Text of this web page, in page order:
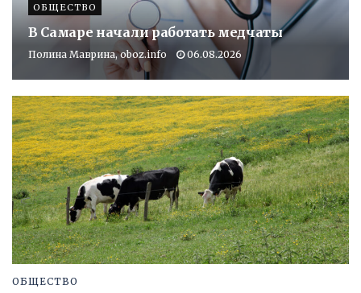
ОБЩЕСТВО
В Самаре начали работать медчаты
Полина Маврина, oboz.info 06.08.2026
ОБЩЕСТВО